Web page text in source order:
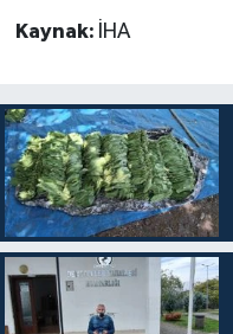
Kaynak: İHA